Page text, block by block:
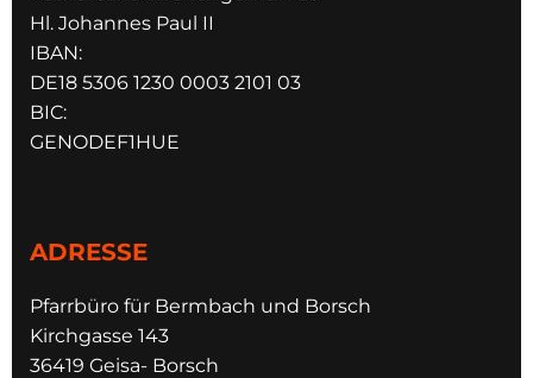
Hl. Johannes Paul II
IBAN:
DE18 5306 1230 0003 2101 03
BIC:
GENODEF1HUE
ADRESSE
Pfarrbüro für Bermbach und Borsch
Kirchgasse 143
36419 Geisa- Borsch